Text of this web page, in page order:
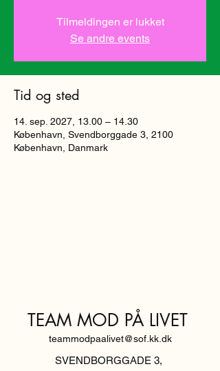
Tilmeldingen er lukket
Se andre events
Tid og sted
14. sep. 2027, 13.00 – 14.30
København, Svendborggade 3, 2100
København, Danmark
TEAM MOD PÅ LIVET
teammodpaalivet@sof.kk.dk
SVENDBORGGADE 3,